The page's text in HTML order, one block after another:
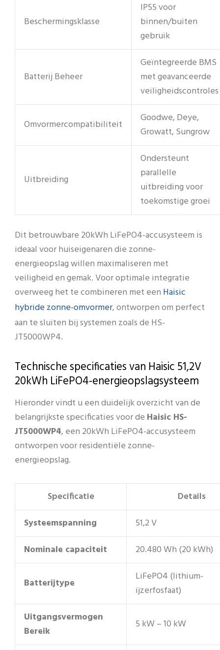
Beschermingsklasse
IP55 voor
binnen/buiten
gebruik
Batterij Beheer
Geïntegreerde BMS
met geavanceerde
veiligheidscontroles
Omvormercompatibiliteit
Goodwe, Deye,
Growatt, Sungrow
Uitbreiding
Ondersteunt
parallelle
uitbreiding voor
toekomstige groei
Dit betrouwbare 20kWh LiFePO4-accusysteem is
ideaal voor huiseigenaren die zonne-
energieopslag willen maximaliseren met
veiligheid en gemak. Voor optimale integratie
overweeg het te combineren met een Haisic
hybride zonne-omvormer, ontworpen om perfect
aan te sluiten bij systemen zoals de HS-
JT5000WP4.
Technische specificaties van Haisic 51,2V
20kWh LiFePO4-energieopslagsysteem
Hieronder vindt u een duidelijk overzicht van de
belangrijkste specificaties voor de Haisic HS-
JT5000WP4, een 20kWh LiFePO4-accusysteem
ontworpen voor residentiële zonne-
energieopslag.
Specificatie
Details
Systeemspanning
51,2 V
Nominale capaciteit
20.480 Wh (20 kWh)
Batterijtype
LiFePO4 (lithium-
ijzerfosfaat)
Uitgangsvermogen
Bereik
5 kW – 10 kW